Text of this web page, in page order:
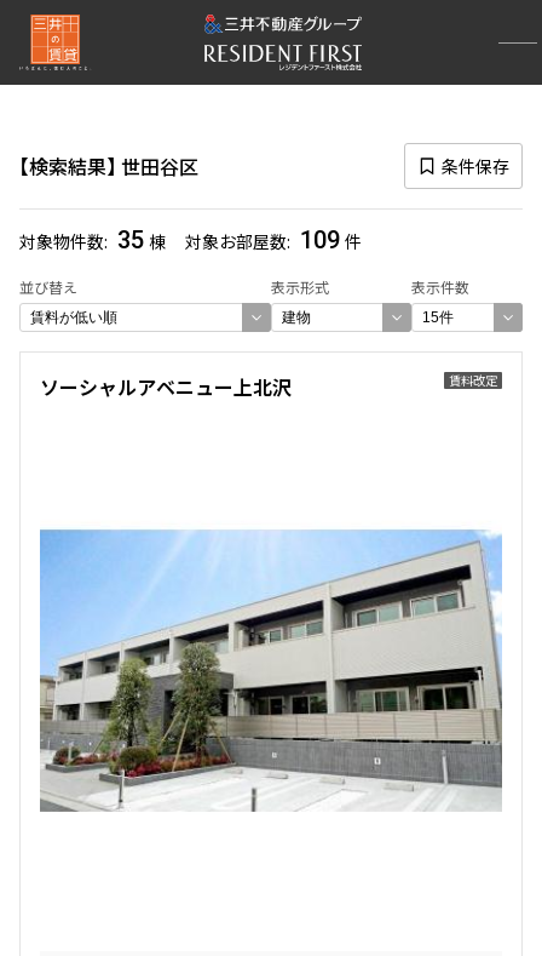
検索結果 世田谷区 条件保存
対象物件数 35 棟 対象お部屋数 109 件
並び替え 表示形式 表示件数
再検索ナビゲーション
選択中の区
世田谷区
(109)
選び方を変更する
お部屋を再検索
検索結果の絞り込み
賃料
〜
管理費/共益費含む
賃料改定
ソーシャルアベニュー上北沢